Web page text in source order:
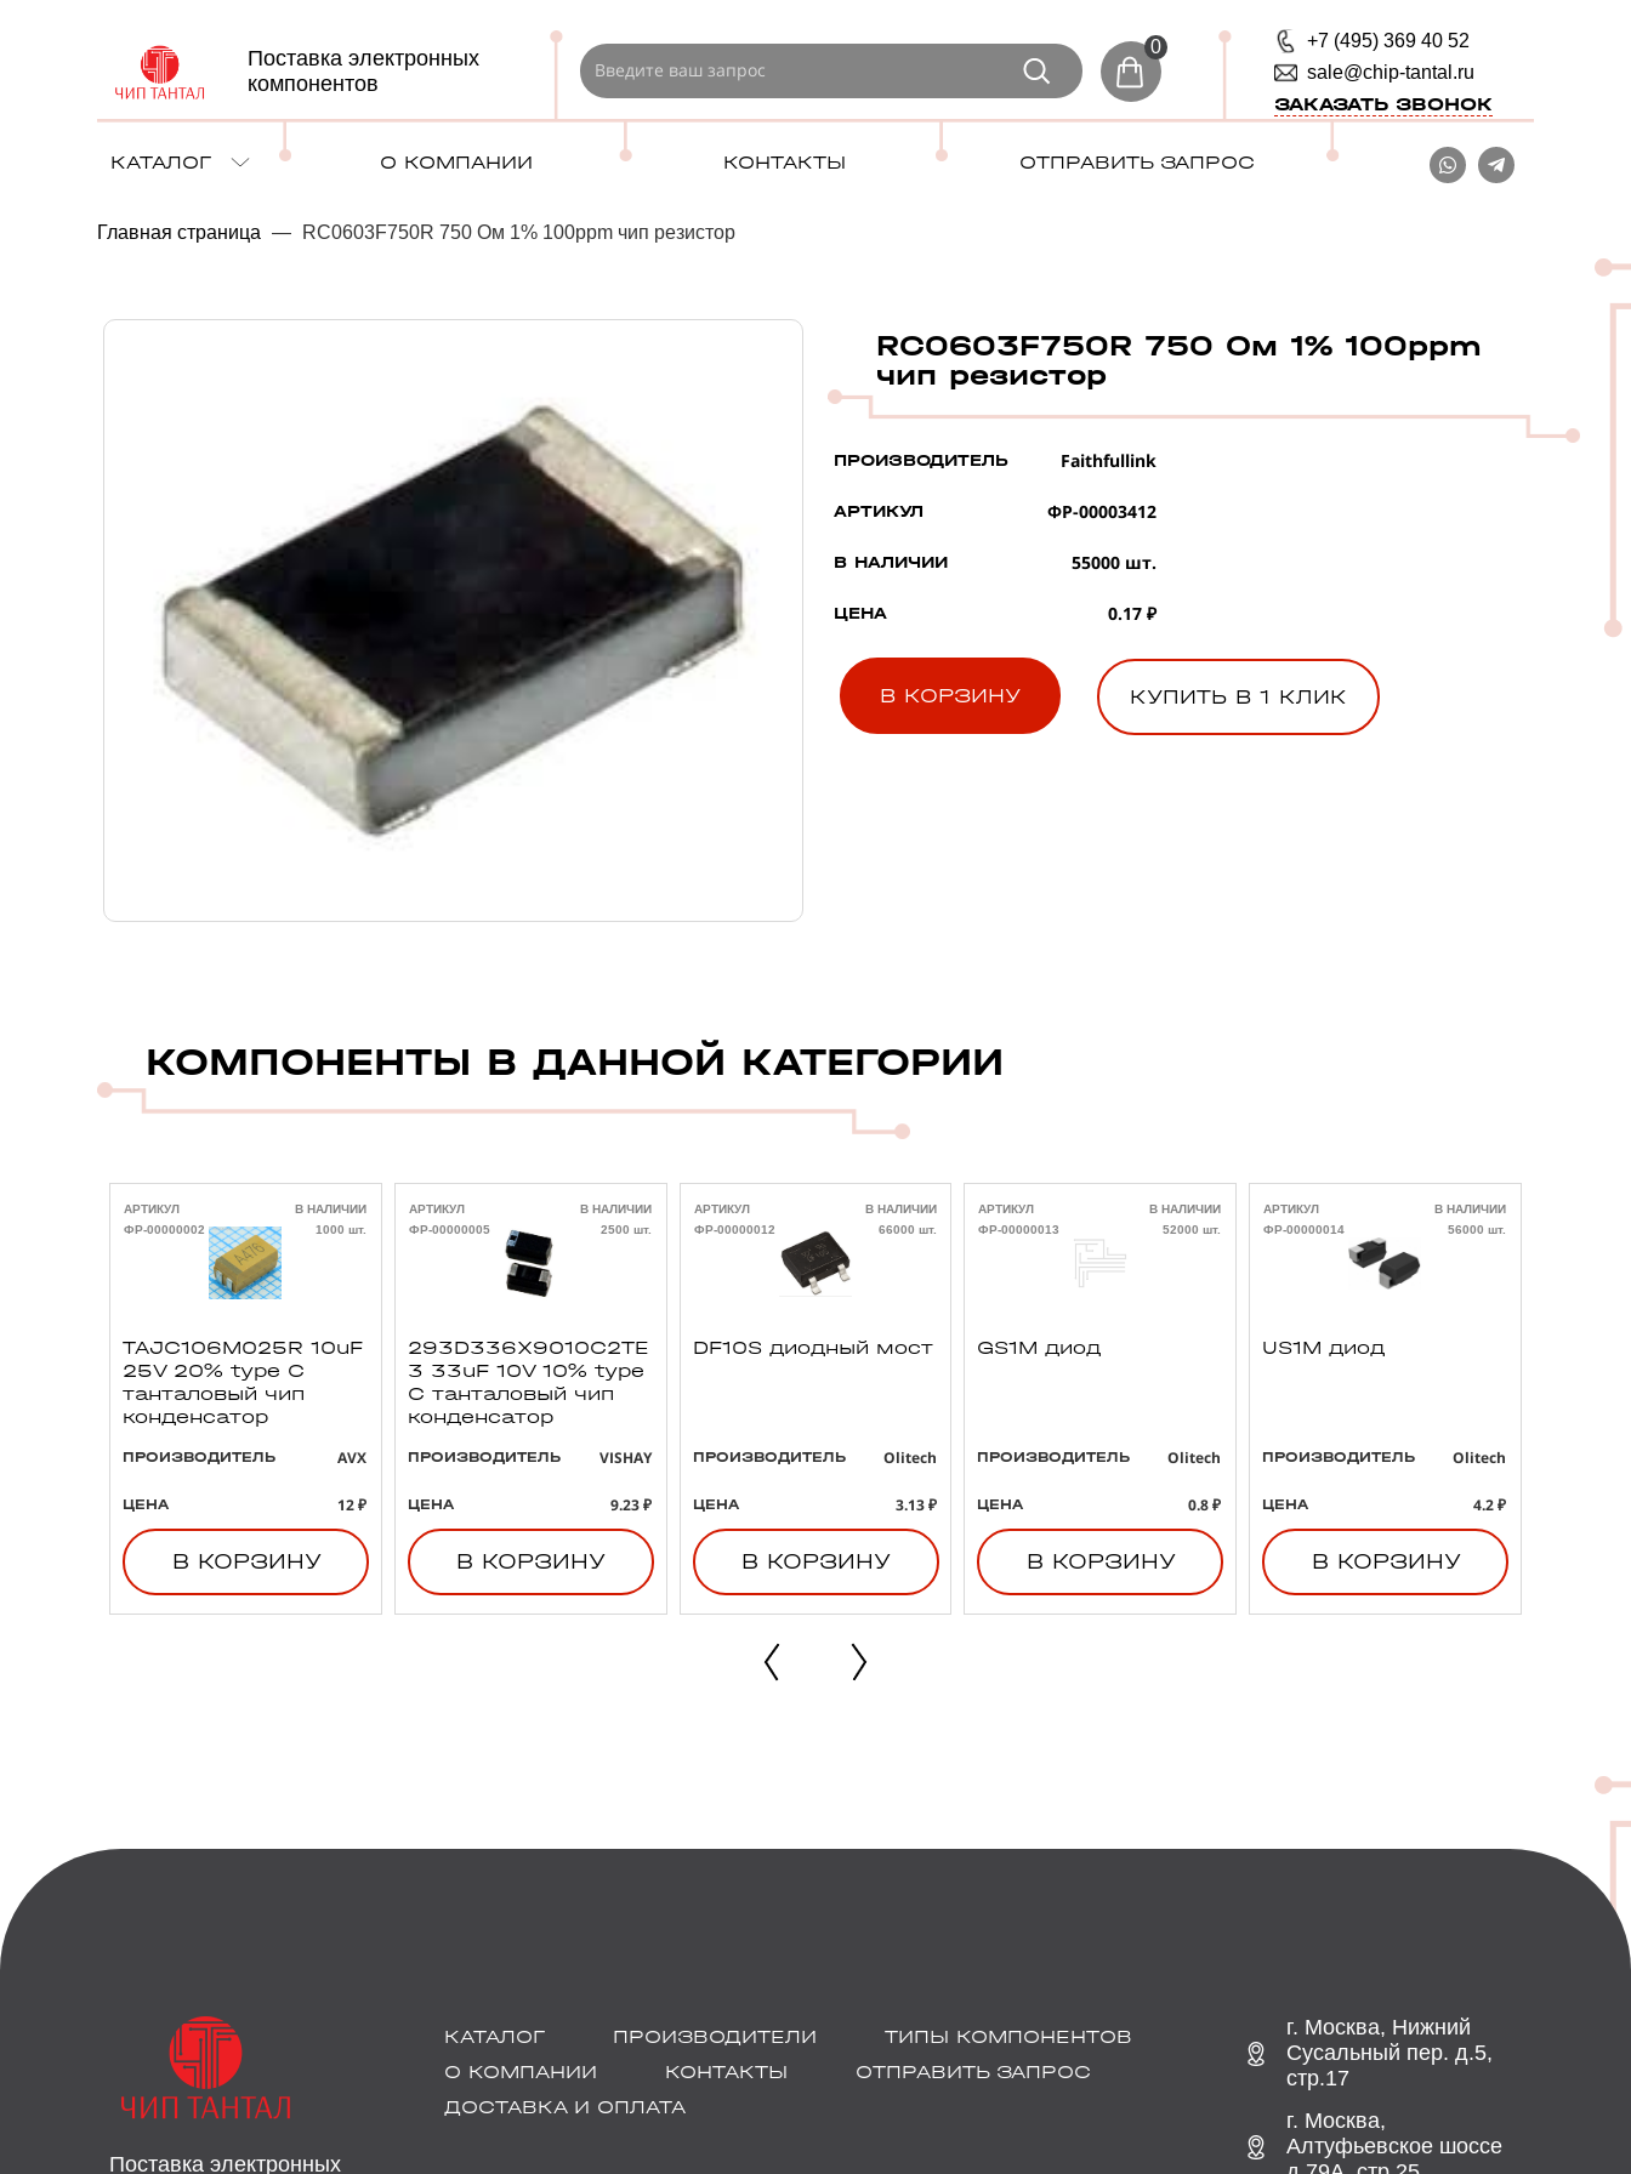
Поставка электронных
компонентов
0
+7 (495) 369 40 52
sale@chip-tantal.ru
ЗАКАЗАТЬ ЗВОНОК
КАТАЛОГ О КОМПАНИИ КОНТАКТЫ ОТПРАВИТЬ ЗАПРОС
Главная страница — RC0603F750R 750 Ом 1% 100ppm чип резистор
RC0603F750R 750 Ом 1% 100ppm
чип резистор
ПРОИЗВОДИТЕЛЬ Faithfullink
АРТИКУЛ ФР-00003412
В НАЛИЧИИ 55000 шт.
ЦЕНА 0.17 ₽
В КОРЗИНУ КУПИТЬ В 1 КЛИК
КОМПОНЕНТЫ В ДАННОЙ КАТЕГОРИИ
АРТИКУЛ
ФР-00000002
В НАЛИЧИИ
1000 шт.
TAJC106M025R 10uF
25V 20% type C
танталовый чип
конденсатор
ПРОИЗВОДИТЕЛЬ AVX
ЦЕНА 12 ₽
В КОРЗИНУ
АРТИКУЛ
ФР-00000005
В НАЛИЧИИ
2500 шт.
293D336X9010C2TE
3 33uF 10V 10% type
C танталовый чип
конденсатор
ПРОИЗВОДИТЕЛЬ VISHAY
ЦЕНА 9.23 ₽
В КОРЗИНУ
АРТИКУЛ
ФР-00000012
В НАЛИЧИИ
66000 шт.
DF10S диодный мост
ПРОИЗВОДИТЕЛЬ Olitech
ЦЕНА 3.13 ₽
В КОРЗИНУ
АРТИКУЛ
ФР-00000013
В НАЛИЧИИ
52000 шт.
GS1M диод
ПРОИЗВОДИТЕЛЬ Olitech
ЦЕНА 0.8 ₽
В КОРЗИНУ
АРТИКУЛ
ФР-00000014
В НАЛИЧИИ
56000 шт.
US1M диод
ПРОИЗВОДИТЕЛЬ Olitech
ЦЕНА 4.2 ₽
В КОРЗИНУ
Поставка электронных
КАТАЛОГ ПРОИЗВОДИТЕЛИ
ТИПЫ КОМПОНЕНТОВ
О КОМПАНИИ
КОНТАКТЫ
ОТПРАВИТЬ ЗАПРОС
ДОСТАВКА И ОПЛАТА
г. Москва, Нижний
Сусальный пер. д.5,
стр.17
г. Москва,
Алтуфьевское шоссе